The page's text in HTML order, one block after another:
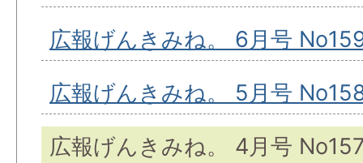
広報げんきみね。 6月号
広報げんきみね。 5月号
広報げんきみね。 4月号